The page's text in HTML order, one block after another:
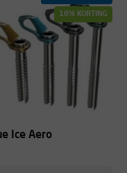
18% KORTING
Ice Aero